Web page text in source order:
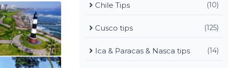
Chile Tips (10)
Cusco tips (125)
Ica & Paracas & Nasca tips (14)